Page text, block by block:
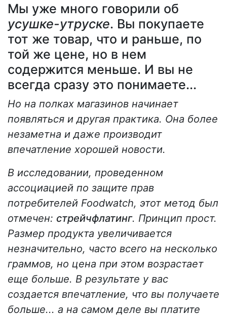
Мы уже много говорили об
усушке-утруске. Вы покупаете
тот же товар, что и раньше, по
той же цене, но в нем
содержится меньше. И вы не
всегда сразу это понимаете...
Но на полках магазинов начинает
появляться и другая практика. Она более
незаметна и даже производит
впечатление хорошей новости.
В исследовании, проведенном
ассоциацией по защите прав
потребителей Foodwatch, этот метод был
отмечен: стрейчфлатинг. Принцип прост.
Размер продукта увеличивается
незначительно, часто всего на несколько
граммов, но цена при этом возрастает
еще больше. В результате у вас
создается впечатление, что вы получаете
больше... а на самом деле вы платите